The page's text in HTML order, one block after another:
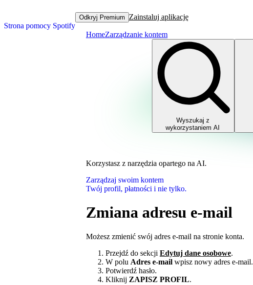
Strona pomocy Spotify
Odkryj Premium Zainstaluj aplikację
HomeZarządzanie kontem
Wyszukaj z
wykorzystaniem AI
Korzystasz z narzędzia opartego na AI.
Zarządzaj swoim kontem
Twój profil, płatności i nie tylko.
Zmiana adresu e-mail
Możesz zmienić swój adres e-mail na stronie konta.
Przejdź do sekcji Edytuj dane osobowe.
W polu Adres e-mail wpisz nowy adres e-mail.
Potwierdź hasło.
Kliknij ZAPISZ PROFIL.